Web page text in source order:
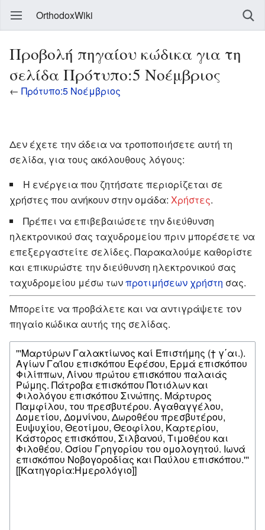
OrthodoxWiki
Προβολή πηγαίου κώδικα για τη
σελίδα Πρότυπο:5 Νοέμβριος
← Πρότυπο:5 Νοέμβριος
Δεν έχετε την άδεια να τροποποιήσετε αυτή τη
σελίδα, για τους ακόλουθους λόγους:
Η ενέργεια που ζητήσατε περιορίζεται σε
χρήστες που ανήκουν στην ομάδα: Χρήστες.
Πρέπει να επιβεβαιώσετε την διεύθυνση
ηλεκτρονικού σας ταχυδρομείου πριν μπορέσετε να
επεξεργαστείτε σελίδες. Παρακαλούμε καθορίστε
και επικυρώστε την διεύθυνση ηλεκτρονικού σας
ταχυδρομείου μέσω τωνπροτιμήσεων χρήστη σας.
Μπορείτε να προβάλετε και να αντιγράψετε τον
πηγαίο κώδικα αυτής της σελίδας.